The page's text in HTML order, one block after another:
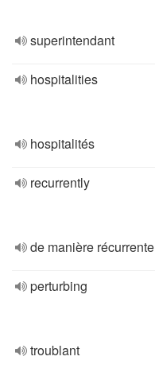
superintendant
hospitalities
hospitalités
recurrently
de manière récurrente
perturbing
troublant